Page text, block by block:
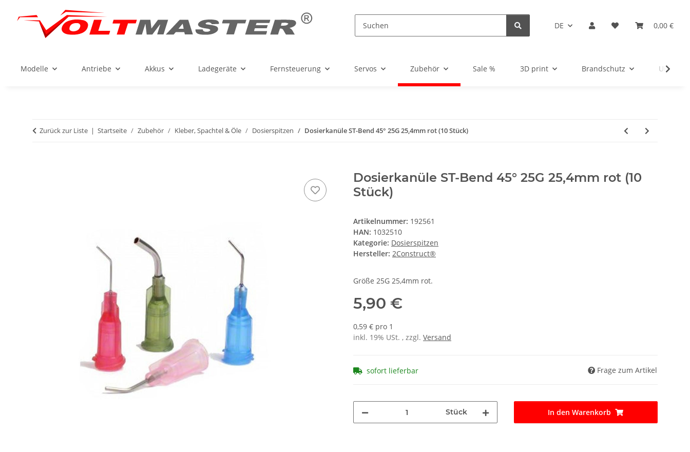
DE 0,00 €
Modelle Antriebe Akkus Ladegeräte Fernsteuerung Servos Zubehör Sale % 3D print Brandschutz
Zurück zur Liste Startseite Zubehör Kleber, Spachtel & Öle Dosierspitzen Dosierkanüle ST-Bend 45° 25G 25,4mm rot (10 Stück)
Dosierkanüle ST-Bend 45° 25G 25,4mm rot (10
Stück)
Artikelnummer: 192561
HAN: 1032510
Kategorie: Dosierspitzen
Hersteller: 2Construct®
Größe 25G 25,4mm rot.
5,90 €
0,59 € pro 1
inkl. 19% USt. , zzgl. Versand
sofort lieferbar Frage zum Artikel
Stück In den Warenkorb